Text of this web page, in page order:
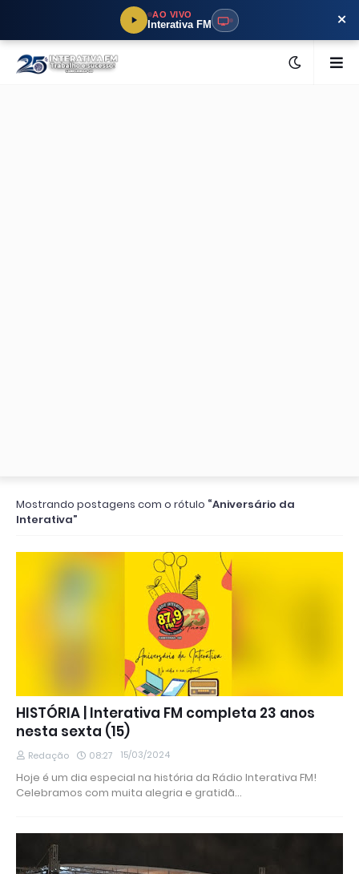
AO VIVO
Interativa FM ×
Mostrando postagens com o rótulo Aniversário da
Interativa
HISTÓRIA | Interativa FM completa 23 anos
nesta sexta (15)
Redação 08:27 15/03/2024
Hoje é um dia especial na história da Rádio Interativa FM!
Celebramos com muita alegria e gratidã…